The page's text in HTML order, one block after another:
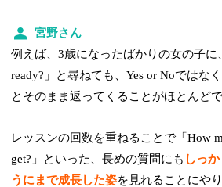
宮野さん
例えば、3歳になったばかりの女の子に
ready?」と尋ねても、Yes or Noではな
とそのまま返ってくることがほとんどで
レッスンの回数を重ねることで「How
get?」といった、長めの質問にも しっ
うにまで成長した姿を見れることにや